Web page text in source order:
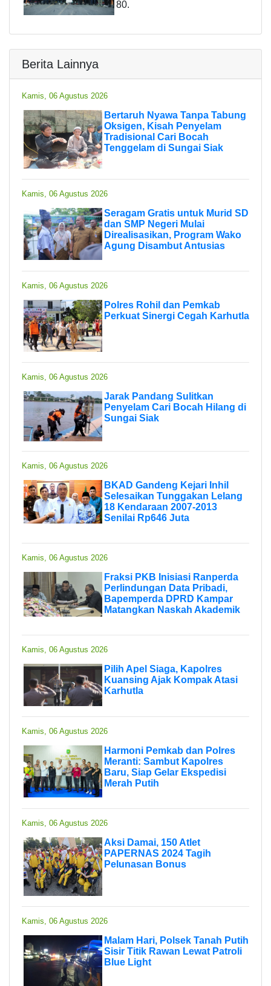
80.
Berita Lainnya
Kamis, 06 Agustus 2026
Bertaruh Nyawa Tanpa Tabung
Oksigen, Kisah Penyelam
Tradisional Cari Bocah
Tenggelam di Sungai Siak
Kamis, 06 Agustus 2026
Seragam Gratis untuk Murid SD
dan SMP Negeri Mulai
Direalisasikan, Program Wako
Agung Disambut Antusias
Kamis, 06 Agustus 2026
Polres Rohil dan Pemkab
Perkuat Sinergi Cegah Karhutla
Kamis, 06 Agustus 2026
Jarak Pandang Sulitkan
Penyelam Cari Bocah Hilang di
Sungai Siak
Kamis, 06 Agustus 2026
BKAD Gandeng Kejari Inhil
Selesaikan Tunggakan Lelang
18 Kendaraan 2007-2013
Senilai Rp646 Juta
Kamis, 06 Agustus 2026
Fraksi PKB Inisiasi Ranperda
Perlindungan Data Pribadi,
Bapemperda DPRD Kampar
Matangkan Naskah Akademik
Kamis, 06 Agustus 2026
Pilih Apel Siaga, Kapolres
Kuansing Ajak Kompak Atasi
Karhutla
Kamis, 06 Agustus 2026
Harmoni Pemkab dan Polres
Meranti: Sambut Kapolres
Baru, Siap Gelar Ekspedisi
Merah Putih
Kamis, 06 Agustus 2026
Aksi Damai, 150 Atlet
PAPERNAS 2024 Tagih
Pelunasan Bonus
Kamis, 06 Agustus 2026
Malam Hari, Polsek Tanah Putih
Sisir Titik Rawan Lewat Patroli
Blue Light